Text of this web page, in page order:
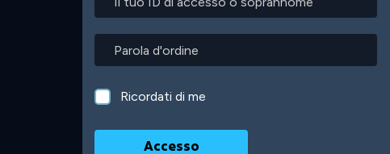
tuo
di
accesso
o
soprannome
d'ordine
Ricordati di me